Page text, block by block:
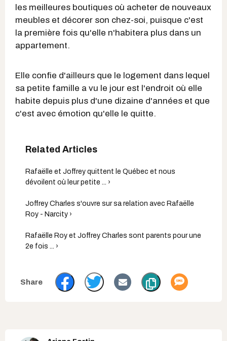
les meilleures boutiques où acheter de nouveaux
meubles et décorer son chez-soi, puisque c'est
la première fois qu'elle n'habitera plus dans un
appartement.
Elle confie d'ailleurs que le logement dans lequel
sa petite famille a vu le jour est l'endroit où elle
habite depuis plus d'une dizaine d'années et que
c'est avec émotion qu'elle le quitte.
Rafaëlle et Joffrey quittent le Québec et nous
dévoilent où leur petite ... ›
Joffrey Charles s'ouvre sur sa relation avec Rafaëlle
Roy - Narcity ›
Rafaëlle Roy et Joffrey Charles sont parents pour une
2e fois ... ›